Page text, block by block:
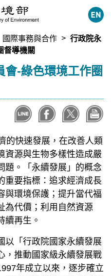
國際事務與合作
行政院永
督導機關
會-綠色環境工作圈
的快速發展，在改善人類
資源與生物多樣性造成嚴
題。「永續發展」的概念
重要指標：追求經濟成長
與環境保護；提升當代福
為代價；利用自然資源
續再生。
以「行政院國家永續發展
，推動國家級永續發展戰
年成立以來，逐步確立